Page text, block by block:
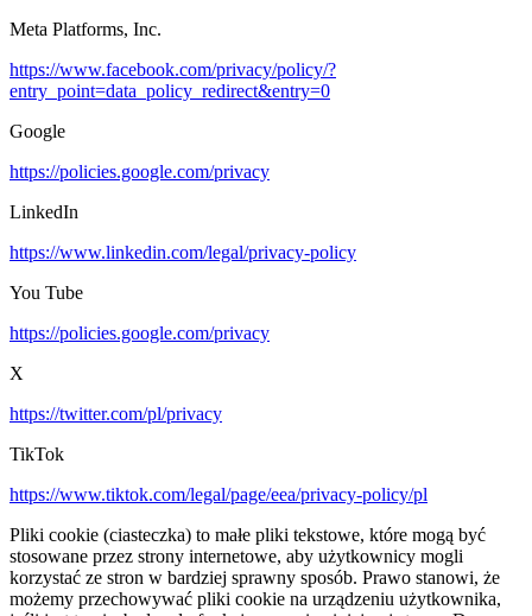
Meta Platforms, Inc.
https://www.facebook.com/privacy/policy/?
entry_point=data_policy_redirect&entry=0
Google
https://policies.google.com/privacy
LinkedIn
https://www.linkedin.com/legal/privacy-policy
You Tube
https://policies.google.com/privacy
X
https://twitter.com/pl/privacy
TikTok
https://www.tiktok.com/legal/page/eea/privacy-policy/pl
Pliki cookie (ciasteczka) to małe pliki tekstowe, które mogą być
stosowane przez strony internetowe, aby użytkownicy mogli
korzystać ze stron w bardziej sprawny sposób. Prawo stanowi, że
możemy przechowywać pliki cookie na urządzeniu użytkownika,